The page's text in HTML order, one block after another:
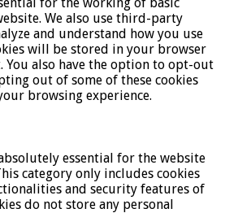
We also use third-party
and understand how you use
will be stored in your browser
You also have the option to opt-out
out of some of these cookies
browsing experience.
essential for the website
category only includes cookies
and security features of
do not store any personal